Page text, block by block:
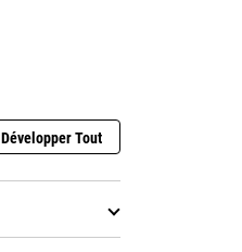
Développer Tout